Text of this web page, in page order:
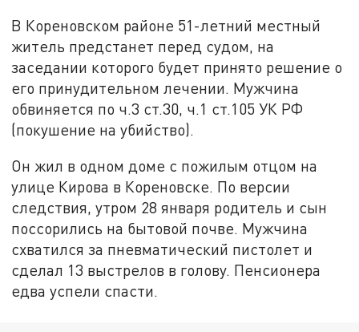
В Кореновском районе 51-летний местный
житель предстанет перед судом, на
заседании которого будет принято решение о
его принудительном лечении. Мужчина
обвиняется по ч.3 ст.30, ч.1 ст.105 УК РФ
(покушение на убийство).
Он жил в одном доме с пожилым отцом на
улице Кирова в Кореновске. По версии
следствия, утром 28 января родитель и сын
поссорились на бытовой почве. Мужчина
схватился за пневматический пистолет и
сделал 13 выстрелов в голову. Пенсионера
едва успели спасти.